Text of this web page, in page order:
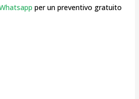
per un preventivo gratuito